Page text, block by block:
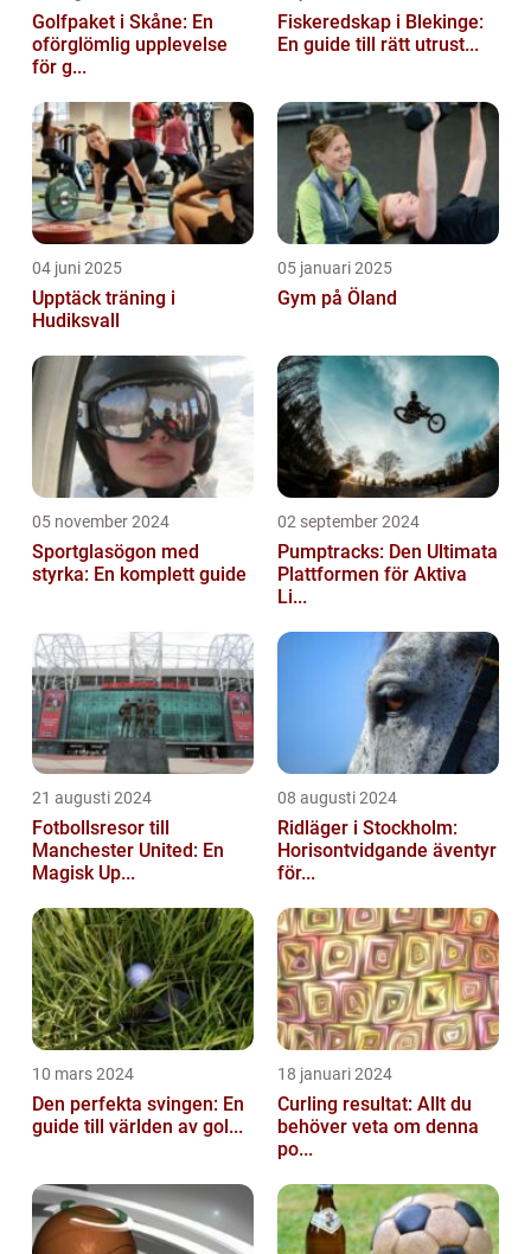
Golfpaket i Skåne: En
oförglömlig upplevelse
för g...
Fiskeredskap i Blekinge:
En guide till rätt utrust...
04 juni 2025
Upptäck träning i
Hudiksvall
05 januari 2025
Gym på Öland
05 november 2024
Sportglasögon med
styrka: En komplett guide
02 september 2024
Pumptracks: Den Ultimata
Plattformen för Aktiva
Li...
21 augusti 2024
Fotbollsresor till
Manchester United: En
Magisk Up...
08 augusti 2024
Ridläger i Stockholm:
Horisontvidgande äventyr
för...
10 mars 2024
Den perfekta svingen: En
guide till världen av gol...
18 januari 2024
Curling resultat: Allt du
behöver veta om denna
po...